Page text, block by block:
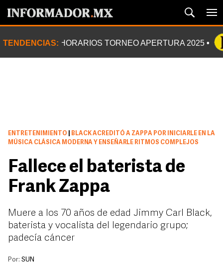
TENDENCIAS: HORARIOS TORNEO APERTURA 2025
ENTRETENIMIENTO
BLACK ACREDITÓ A ZAPPA POR INICIARLE EN LA
MÚSICA CLÁSICA MODERNA Y ENSEÑARLE RITMOS COMPLEJOS
Fallece el baterista de
Frank Zappa
Muere a los 70 años de edad Jimmy Carl Black,
baterista y vocalista del legendario grupo;
padecía cáncer
Por: SUN